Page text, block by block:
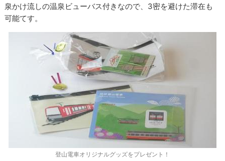
泉かけ流しの温泉ビューバス付きなので、3密を避けた滞在も
可能てす。
登山電車オリジナルグッズをプレゼント！